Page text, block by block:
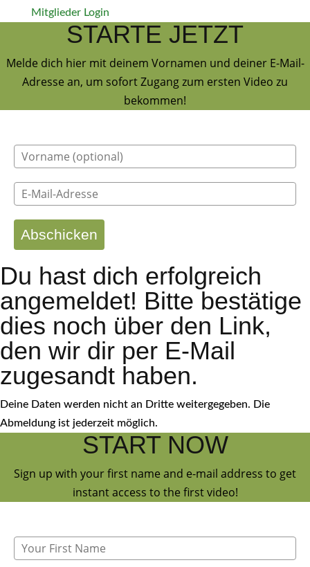
Mitglieder Login
STARTE JETZT
Melde dich hier mit deinem Vornamen und deiner E-Mail-
Adresse an, um sofort Zugang zum ersten Video zu
bekommen!
Abschicken
Du hast dich erfolgreich
angemeldet! Bitte bestätige
dies noch über den Link,
den wir dir per E-Mail
zugesandt haben.
Deine Daten werden nicht an Dritte weitergegeben. Die
Abmeldung ist jederzeit möglich.
START NOW
Sign up with your first name and e-mail address to get
instant access to the first video!